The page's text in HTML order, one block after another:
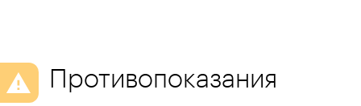
Противопоказания